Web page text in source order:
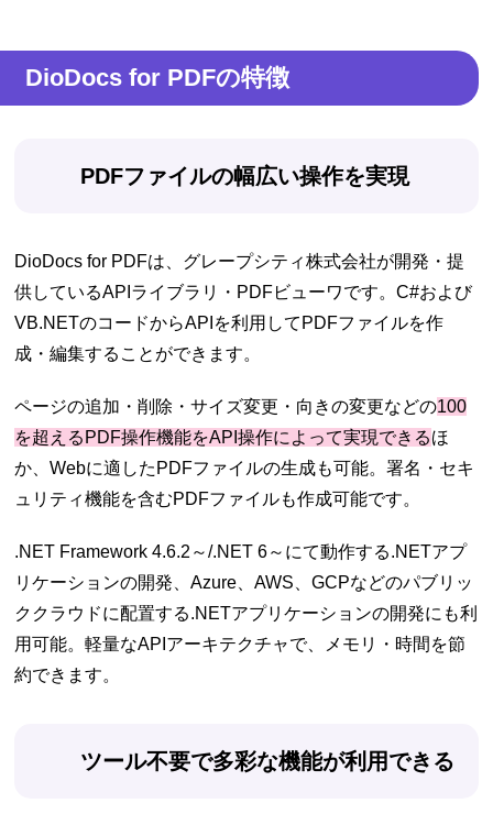
DioDocs for PDFの特徴
PDFファイルの幅広い操作を実現
DioDocs for PDFは、グレープシティ株式会社が開発・提
供しているAPIライブラリ・PDFビューワです。C#および
VB.NETのコードからAPIを利用してPDFファイルを作
成・編集することができます。
ページの追加・削除・サイズ変更・向きの変更などの100
を超えるPDF操作機能をAPI操作によって実現できるほ
か、Webに適したPDFファイルの生成も可能。署名・セキ
ュリティ機能を含むPDFファイルも作成可能です。
.NET Framework 4.6.2～/.NET 6～にて動作する.NETアプ
リケーションの開発、Azure、AWS、GCPなどのパブリッ
ククラウドに配置する.NETアプリケーションの開発にも利
用可能。軽量なAPIアーキテクチャで、メモリ・時間を節
約できます。
ツール不要で多彩な機能が利用できる